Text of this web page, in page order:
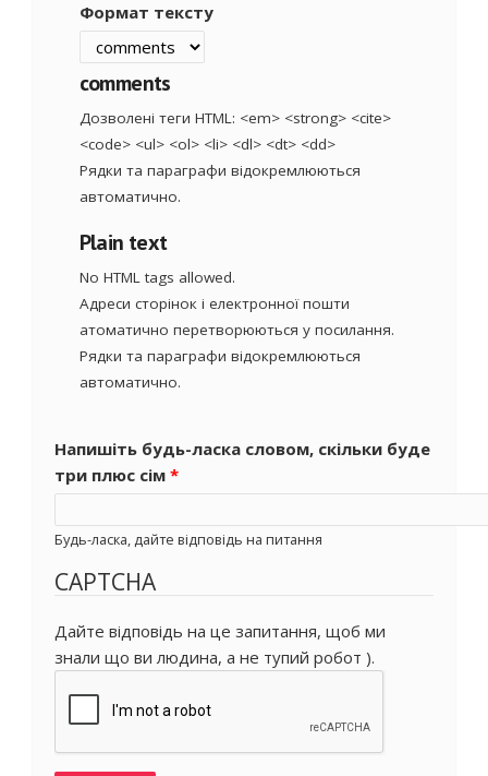
Формат тексту
comments
Дозволені теги HTML: <em> <strong> <cite>
<code> <ul> <ol> <li> <dl> <dt> <dd>
Рядки та параграфи відокремлюються
автоматично.
Plain text
No HTML tags allowed.
Адреси сторінок і електронної пошти
атоматично перетворюються у посилання.
Рядки та параграфи відокремлюються
автоматично.
Напишіть будь-ласка словом, скільки буде
три плюс сім *
Будь-ласка, дайте відповідь на питання
CAPTCHA
Дайте відповідь на це запитання, щоб ми
знали що ви людина, а не тупий робот ).